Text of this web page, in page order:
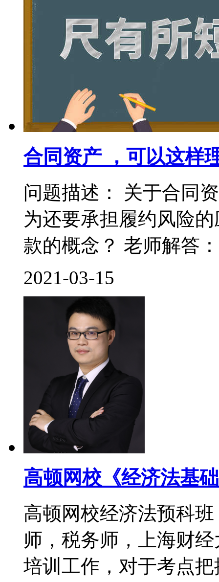
合同资产 ，可以这样
问题描述： 关于合同
为还要承担履约风险
款的概念？ 老师解答
2021-03-15
高顿网校《经济法基
高顿网校经济法预科
师，税务师，上海财
培训工作，对于考点